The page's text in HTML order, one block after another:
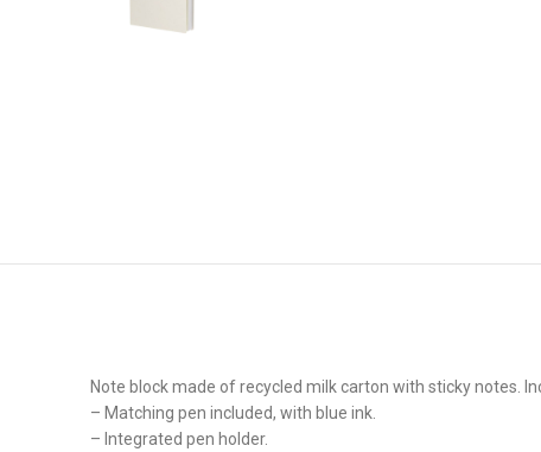
Note block made of recycled milk carton with sticky notes.
– Matching pen included, with blue ink.
– Integrated pen holder.